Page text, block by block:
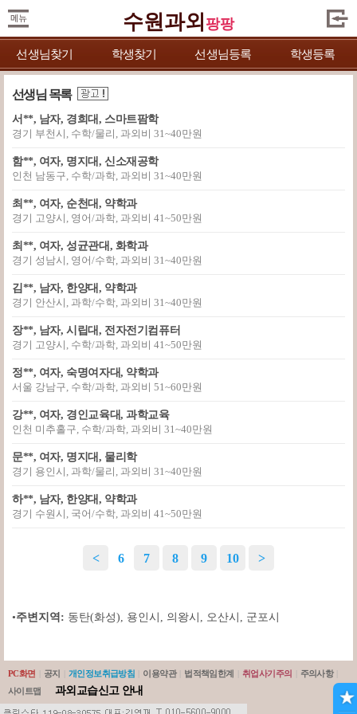
수원과외 팡팡
선생님찾기 학생찾기 선생님등록 학생등록
선생님 목록
서**, 남자, 경희대, 스마트팜학
경기 부천시, 수학/물리, 과외비 31~40만원
함**, 여자, 명지대, 신소재공학
인천 남동구, 수학/과학, 과외비 31~40만원
최**, 여자, 순천대, 약학과
경기 고양시, 영어/과학, 과외비 41~50만원
최**, 여자, 성균관대, 화학과
경기 성남시, 영어/수학, 과외비 31~40만원
김**, 남자, 한양대, 약학과
경기 안산시, 과학/수학, 과외비 31~40만원
장**, 남자, 시립대, 전자전기컴퓨터
경기 고양시, 수학/과학, 과외비 41~50만원
정**, 여자, 숙명여자대, 약학과
서울 강남구, 수학/과학, 과외비 51~60만원
강**, 여자, 경인교육대, 과학교육
인천 미추홀구, 수학/과학, 과외비 31~40만원
문**, 여자, 명지대, 물리학
경기 용인시, 과학/물리, 과외비 31~40만원
하**, 남자, 한양대, 약학과
경기 수원시, 국어/수학, 과외비 41~50만원
< 6 7 8 9 10 >
•주변지역: 동탄(화성), 용인시 , 의왕시 , 오산시 , 군포시
PC화면 공지 개인정보취급방침 이용약관 법적책임한계 취업사기주의 주의사항
사이트맵
과외교습신고 안내